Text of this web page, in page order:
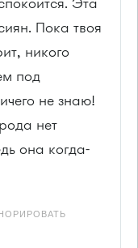
Пока твоя
никого
под
не знаю!
нет
она когда-